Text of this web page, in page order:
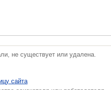
не существует или удалена.
сайта